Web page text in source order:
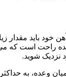
خود باید مقدار
راحت است که
نزدیک شوید.
میان وعده، به